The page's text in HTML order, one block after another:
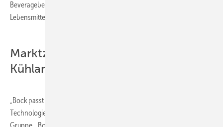
Beveragebereich sowie einige der größten
Lebensmitteleinzelhandelsketten.
Marktzugang zu weiteren
Kühlanwendungen
„Bock passt in strategischer Hinsicht sehr gut zu GEA Refrigeration
Technologies“, bemerkte Jürg Oleas, Vorstandsvorsitzender der GEA